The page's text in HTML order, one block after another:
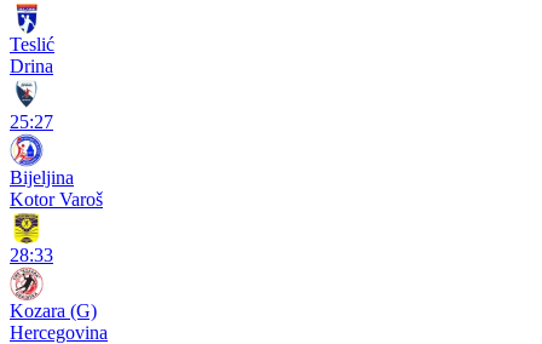
Teslić
Drina
25:27
Bijeljina
Kotor Varoš
28:33
Kozara (G)
Hercegovina